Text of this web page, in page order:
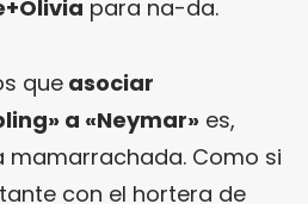
para na-da.
que asociar
a «Neymar» es,
mamarrachada. Como si
con el hortera de